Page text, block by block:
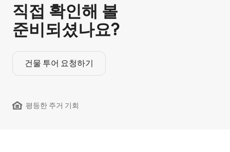
직접 확인해 볼
준비되셨나요?
건물 투어 요청하기
평등한 주거 기회